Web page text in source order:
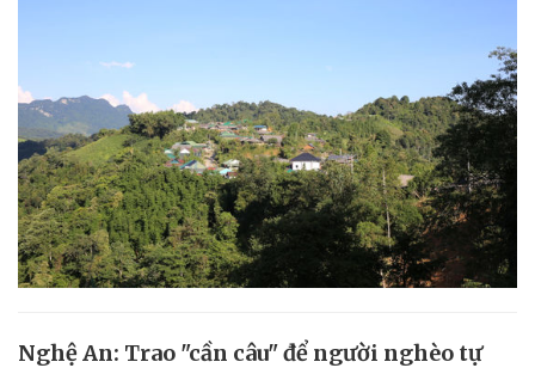
Nghệ An: Trao "cần câu" để người nghèo tự